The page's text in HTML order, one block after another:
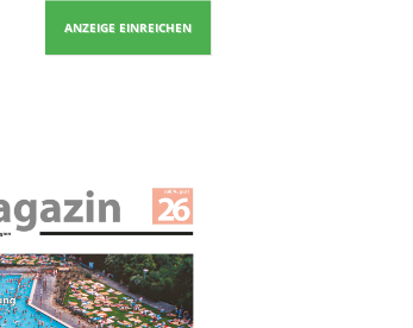
ANZEIGE EINREICHEN